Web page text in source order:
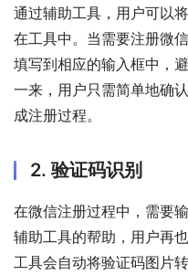
通过辅助工具，用户可以
在工具中。当需要注册微
填写到相应的输入框中，
一来，用户只需简单地确
成注册过程。
2. 验证码识别
在微信注册过程中，需要
辅助工具的帮助，用户再
工具会自动将验证码图片